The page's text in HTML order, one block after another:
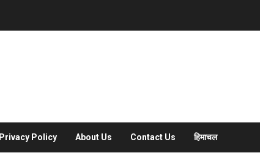
Policy About Us Contact Us हिमाचल